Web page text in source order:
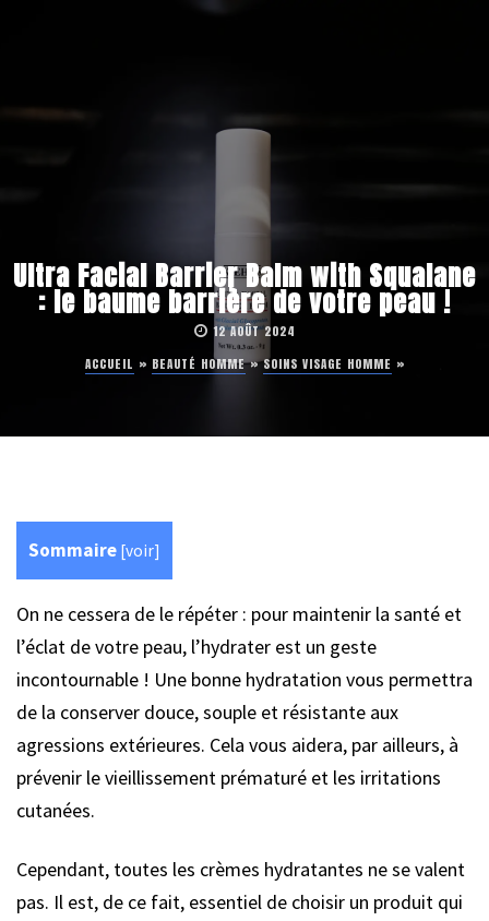
Ultra Facial Barrier Balm with Squalane
: le baume barrière de votre peau !
12 AOÛT 2024
ACCUEIL » BEAUTÉ HOMME»SOINS VISAGE HOMME »
Sommaire [voir]
On ne cessera de le répéter : pour maintenir la santé et
l’éclat de votre peau, l’hydrater est un geste
incontournable ! Une bonne hydratation vous permettra
de la conserver douce, souple et résistante aux
agressions extérieures. Cela vous aidera, par ailleurs, à
prévenir le vieillissement prématuré et les irritations
cutanées.
Cependant, toutes les crèmes hydratantes ne se valent
pas. Il est, de ce fait, essentiel de choisir un produit qui